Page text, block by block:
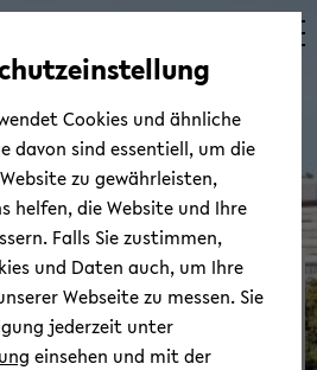
Automatische
vermeiden
zum
wechseln
zum
wechseln
zum
wechseln
Per­so­nal­rat
Cookies und ähnliche
davon sind essentiell, um die
zu gewährleisten,
helfen, die Website und Ihre
Falls Sie zustimmen,
und Daten auch, um Ihre
Webseite zu messen. Sie
jederzeit unter
einsehen und mit der